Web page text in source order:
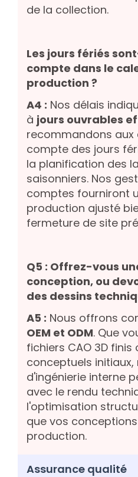
de la collection.
Les jours fériés
compte dans le
production ?
A4 : Nos délais
à jours ouvrables
recommandons aux
compte des jours
la planification des
saisonniers. Nos
comptes fourniront
production ajusté
fermeture de site
Q5 : Offrez-vous
conception, ou
des dessins
A5 : Nous offrons
OEM et ODM. Que
fichiers CAO 3D
conceptuels
d'ingénierie interne
avec le rendu
l'optimisation
que vos
production.
Assurance qualité